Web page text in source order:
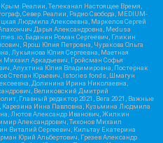
Телеканал Настоящее Время,
Север.Реалии, Радио Свобода, MEDIUM-
Людмила Алексеевна, Маркелов Сергей
Дарья Александровна, Medusa
Баданин Роман Сергеевич, Гликин
Ярош Юлия Петровна, Чуракова Ольга
Лукьянова Юлия Сергеевна, Маетная
Михаил Аркадьевич, Гройсман Софья
Апухтина Юлия Владимировна, Постернак
Степан Юрьевич, Istories fonds, Шмагун
Долинина Ирина Николаевна,
Великовский Дмитрий
Главный редактор 2021, Вега 2021, Важные
Карезина Инна Павловна, Кузьмина Людмила
Лютов Александр Иванович, Жилкин
Александрович, Тихонов Михаил
Виталий Сергеевич, Кильтау Екатерина
Юрий Альбертович, Грезев Александр